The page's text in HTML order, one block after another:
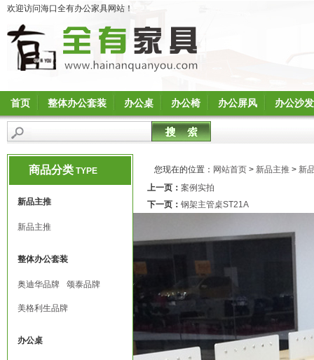
欢迎访问海口全有办公家具网站！
首页 整体办公套装 办公桌 办公椅 办公屏风 办公沙发
商品分类 TYPE
新品主推
新品主推
整体办公套装
奥迪华品牌 颂泰品牌
美格利生品牌
办公桌
您现在的位置： 网站首页 > 新品主推 > 新
上一页： 案例实拍
下一页： 钢架主管桌ST21A